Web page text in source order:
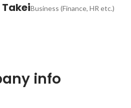
Business (Finance, HR etc.)
info